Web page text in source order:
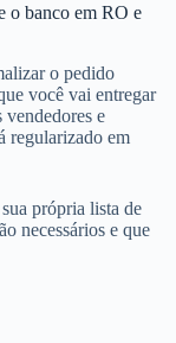
o banco em RO e
o pedido
você vai entregar
e
regularizado em
própria lista de
necessários e que